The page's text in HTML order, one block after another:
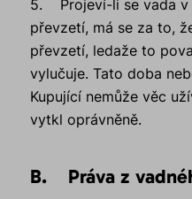
5. Projeví-li se vada v
převzetí, má se za to,
převzetí, ledaže to
vylučuje. Tato doba
Kupující nemůže věc
vytkl oprávněně.
B. Práva z